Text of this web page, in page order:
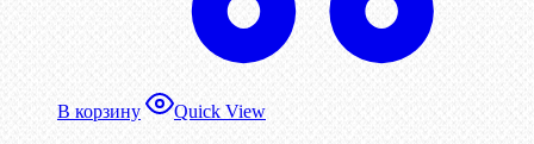
В корзину Quick View